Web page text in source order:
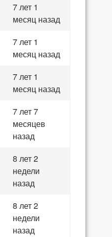
7 лет 1
месяц назад
7 лет 1
месяц назад
7 лет 1
месяц назад
7 лет 7
месяцев
назад
8 лет 2
недели
назад
8 лет 2
недели
назад